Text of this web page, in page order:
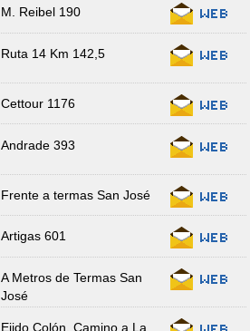
M. Reibel 190
Ruta 14 Km 142,5
Cettour 1176
Andrade 393
Frente a termas San José
Artigas 601
A Metros de Termas San
José
Ejido Colón, Camino a La